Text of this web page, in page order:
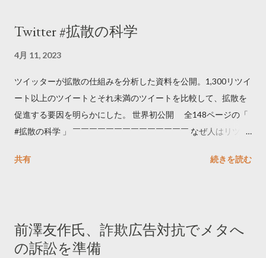
Twitter #拡散の科学
4月 11, 2023
ツイッターが拡散の仕組みを分析した資料を公開。1,300リツイ
ート以上のツイートとそれ未満のツイートを比較して、拡散を
促進する要因を明らかにした。 世界初公開 全148ページの「
#拡散の科学 」 ￣￣￣￣￣￣￣￣￣￣￣￣￣￣ なぜ人はリツイ
学しました。 ー バズの目安は1300リツイート ー 人は16の熱量
トするのか？ https://marketing.twitter.com/ja/insights/kakusan
共有 続きを読む
前澤友作氏、詐欺広告対抗でメタへ
の訴訟を準備